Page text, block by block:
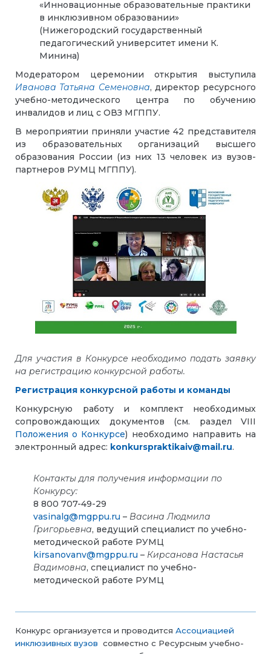
«Инновационные образовательные практики
в инклюзивном образовании»
(Нижегородский государственный
педагогический университет имени К.
Минина)
Модератором церемонии открытия выступила
Иванова Татьяна Семеновна, директор ресурсного
учебно-методического центра по обучению
инвалидов и лиц с ОВЗ МГППУ.
В мероприятии приняли участие 42 представителя
из образовательных организаций высшего
образования России (из них 13 человек из вузов-
партнеров РУМЦ МГППУ).
Для участия в Конкурсе необходимо подать заявку
на регистрацию конкурсной работы.
Регистрация конкурсной работы и команды
Конкурсную работу и комплект необходимых
сопровождающих документов (см. раздел VIII
Положения о Конкурсе) необходимо направить на
электронный адрес: konkurspraktikaiv@mail.ru.
Контакты для получения информации по
Конкурсу:
8 800 707-49-29
vasinalg@mgppu.ru – Васина Людмила
Григорьевна, ведущий специалист по учебно-
методической работе РУМЦ
kirsanovanv@mgppu.ru – Кирсанова Настасья
Вадимовна, специалист по учебно-
методической работе РУМЦ
Конкурс организуется и проводится Ассоциацией
инклюзивных вузов совместно с Ресурсным учебно-